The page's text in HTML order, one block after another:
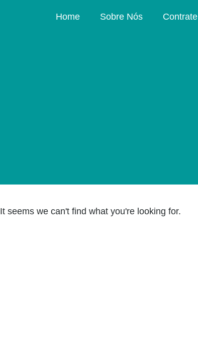
Home Sobre Nós Contrate
It seems we can't find what you're looking for.